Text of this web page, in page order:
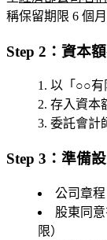
稱保留期限 6 個月
Step 2：資本
以「○○有
存入資本
委託會計
Step 3：準備
公司章程
股東同
限）